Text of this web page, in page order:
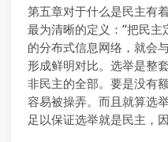
第五章对于什么是民主有
最为清晰的定义：“把民主
的分布式信息网络，就会
形成鲜明对比。选举是整
非民主的全部。要是没有
容易被操弄。而且就算选
足以保证选举就是民主，